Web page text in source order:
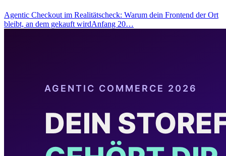
Agentic Checkout im Realitätscheck: Warum dein Frontend der Ort
bleibt, an dem gekauft wirdAnfang 20…